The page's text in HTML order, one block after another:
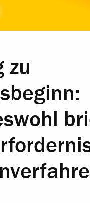
zu